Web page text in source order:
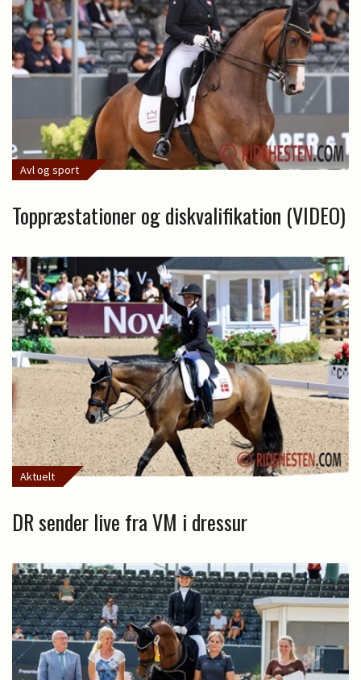
Avl og sport
Toppræstationer og diskvalifikation (VIDEO)
Aktuelt
DR sender live fra VM i dressur